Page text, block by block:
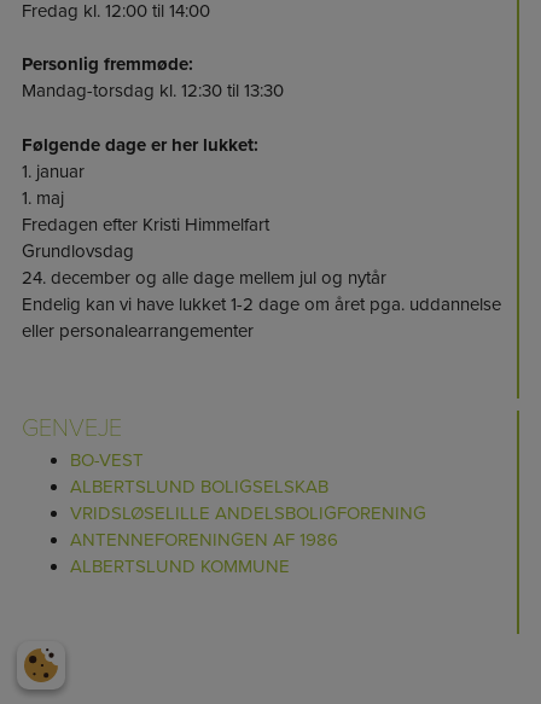
Fredag kl. 12:00 til 14:00
Personlig fremmøde:
Mandag-torsdag kl. 12:30 til 13:30
Følgende dage er her lukket:
1. januar
1. maj
Fredagen efter Kristi Himmelfart
Grundlovsdag
24. december og alle dage mellem jul og nytår
Endelig kan vi have lukket 1-2 dage om året pga. uddannelse
eller personalearrangementer
GENVEJE
BO-VEST
ALBERTSLUND BOLIGSELSKAB
VRIDSLØSELILLE ANDELSBOLIGFORENING
ANTENNEFORENINGEN AF 1986
ALBERTSLUND KOMMUNE